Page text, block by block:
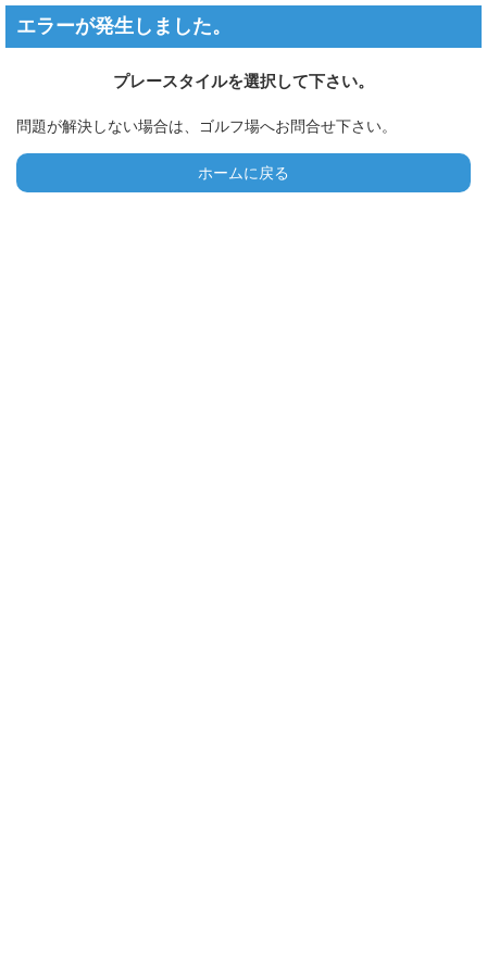
エラーが発生しました。
プレースタイルを選択して下さい。
問題が解決しない場合は、ゴルフ場へお問合せ下さい。
ホームに戻る